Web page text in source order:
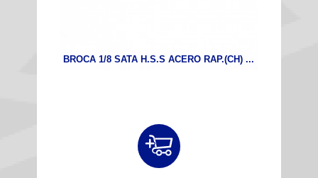
BROCA 1/8 SATA H.S.S ACERO RAP.(CH) ...